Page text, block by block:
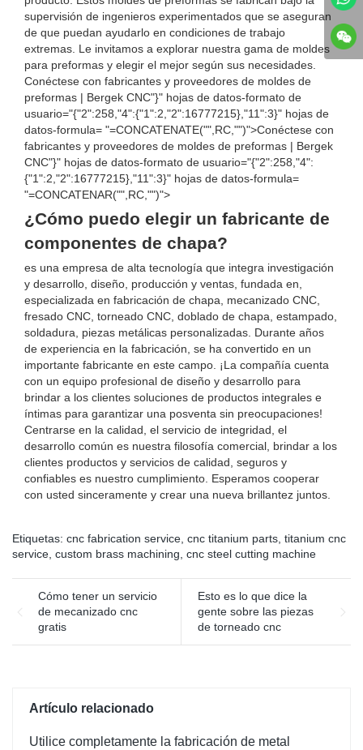
supervisión de ingenieros experimentados que se aseguran
de que puedan ayudarlo en condiciones de trabajo
extremas. Le invitamos a explorar nuestra gama de moldes
para preformas y elegir el mejor según sus necesidades.
Conéctese con fabricantes y proveedores de moldes de
preformas | Bergek CNC"}" hojas de datos-formato de
usuario="{"2":258,"4":{"1":2,"2":16777215},"11":3}" hojas de
datos-formula= "=CONCATENATE("",RC,"")">Conéctese con
fabricantes y proveedores de moldes de preformas | Bergek
CNC"}" hojas de datos-formato de usuario="{"2":258,"4":
{"1":2,"2":16777215},"11":3}" hojas de datos-formula=
"=CONCATENAR("",RC,"")">
¿Cómo puedo elegir un fabricante de
componentes de chapa?
es una empresa de alta tecnología que integra investigación
y desarrollo, diseño, producción y ventas, fundada en,
especializada en fabricación de chapa, mecanizado CNC,
fresado CNC, torneado CNC, doblado de chapa, estampado,
soldadura, piezas metálicas personalizadas. Durante años
de experiencia en la fabricación, se ha convertido en un
importante fabricante en este campo. ¡La compañía cuenta
con un equipo profesional de diseño y desarrollo para
brindar a los clientes soluciones de productos integrales e
íntimas para garantizar una posventa sin preocupaciones!
Centrarse en la calidad, el servicio de integridad, el
desarrollo común es nuestra filosofía comercial, brindar a los
clientes productos y servicios de calidad, seguros y
confiables es nuestro cumplimiento. Esperamos cooperar
con usted sinceramente y crear una nueva brillantez juntos.
Etiquetas: cnc fabrication service, cnc titanium parts, titanium cnc
service, custom brass machining, cnc steel cutting machine
Cómo tener un servicio
de mecanizado cnc
gratis
Esto es lo que dice la
gente sobre las piezas
de torneado cnc
Artículo relacionado
Utilice completamente la fabricación de metal